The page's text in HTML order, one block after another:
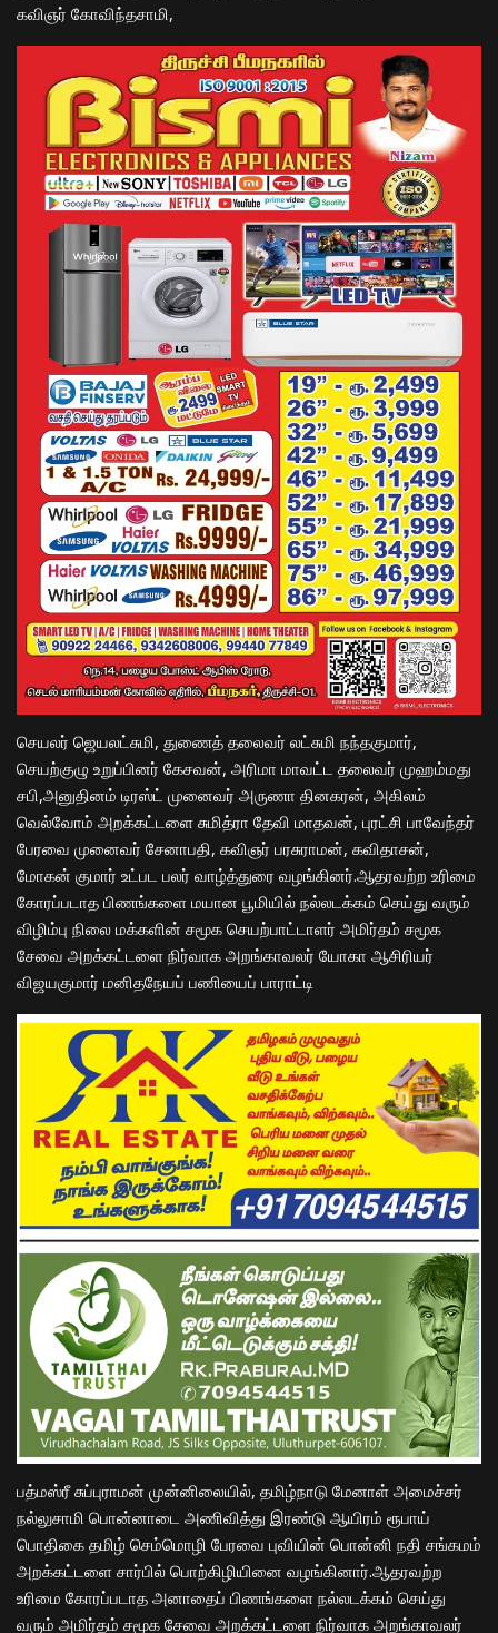
கவிஞர் கோவிந்தசாமி,
செயலர் ஜெயலட்சுமி, துணைத் தலைவர் லட்சுமி நந்தகுமார்,
செயற்குழு உறுப்பினர் கேசவன், அரிமா மாவட்ட தலைவர் முஹம்மது
சபி,அனுதினம் டிரஸ்ட் முனைவர் அருணா தினகரன், அகிலம்
வெல்வோம் அறக்கட்டளை சுமித்ரா தேவி மாதவன், புரட்சி பாவேந்தர்
பேரவை முனைவர் சேனாபதி, கவிஞர் பரசுராமன், கவிதாசன்,
மோகன் குமார் உட்பட பலர் வாழ்த்துரை வழங்கினர்.ஆதரவற்ற உரிமை
கோரப்படாத பிணங்களை மயான பூமியில் நல்லடக்கம் செய்து வரும்
விழிம்பு நிலை மக்களின் சமூக செயற்பாட்டாளர் அமிர்தம் சமூக
சேவை அறக்கட்டளை நிர்வாக அறங்காவலர் யோகா ஆசிரியர்
விஜயகுமார் மனிதநேயப் பணியைப் பாராட்டி
பத்மஸ்ரீ சுப்புராமன் முன்னிலையில், தமிழ்நாடு மேனாள் அமைச்சர்
நல்லுசாமி பொன்னாடை அணிவித்து இரண்டு ஆயிரம் ரூபாய்
பொதிகை தமிழ் செம்மொழி பேரவை புவியின் பொன்னி நதி சங்கமம்
அறக்கட்டளை சார்பில் பொற்கிழியினை வழங்கினார்.ஆதரவற்ற
உரிமை கோரப்படாத அனாதைப் பிணங்களை நல்லடக்கம் செய்து
வரும் அமிர்தம் சமூக சேவை அறக்கட்டளை நிர்வாக அறங்காவலர்